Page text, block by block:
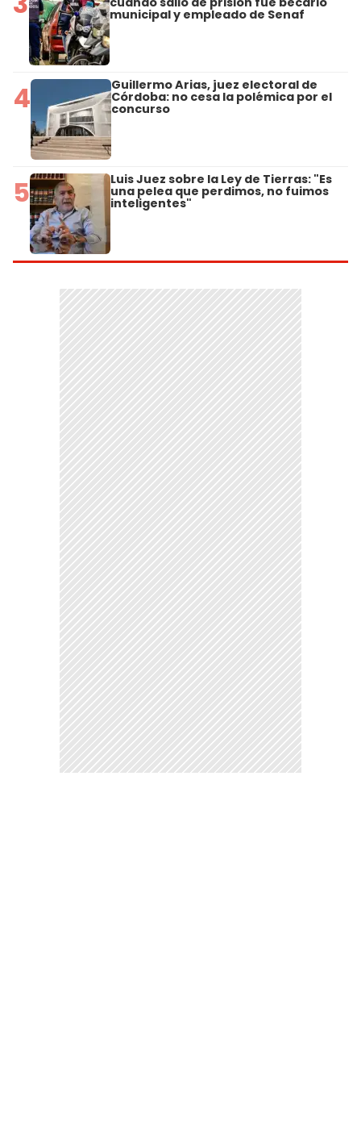
municipal y empleado de Senaf
4 Guillermo Arias, juez electoral de
Córdoba: no cesa la polémica por el
concurso
5 Luis Juez sobre la Ley de Tierras: "Es
una pelea que perdimos, no fuimos
inteligentes"